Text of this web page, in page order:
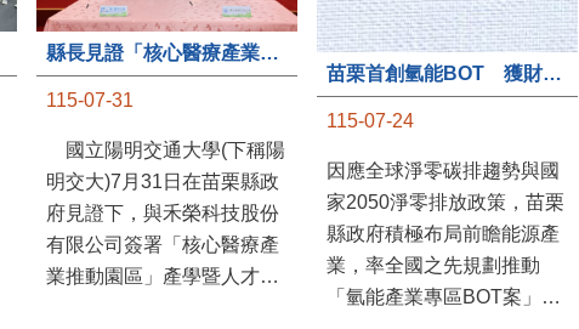
縣長見證「核心醫療產業推動園區」產學合作簽約儀式
115-07-31
國立陽明交通大學(下稱陽
明交大)7月31日在苗栗縣政
府見證下，與禾榮科技股份
有限公司簽署「核心醫療產
業推動園區」產學暨人才培
苗栗首創氫能BOT 獲財政部「突破之翼」肯定
115-07-24
因應全球淨零碳排趨勢與國
家2050淨零排放政策，苗栗
縣政府積極布局前瞻能源產
業，率全國之先規劃推動
「氫能產業專區BOT案」，